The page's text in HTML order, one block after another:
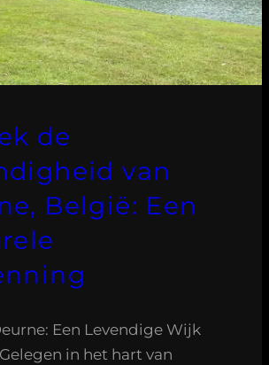
de
van
België: Een
Een Levendige Wijk
in het hart van